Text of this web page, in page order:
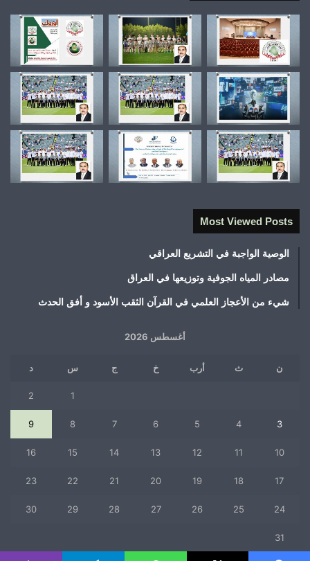
Most Viewed Posts
الوصية الواجبة في التشريع العراقي
مصادر المياه الجوفية وتوزيعها في العراق
شيء من الأعجاز العلمي في القرآن الثقب الأسود و أفق الحدث
أغسطس 2026
ن ث أرب خ ج س د
1
2
3
4
5
6
7
8
9
10
11
12
13
14
15
16
17
18
19
20
21
22
23
24
25
26
27
28
29
30
31